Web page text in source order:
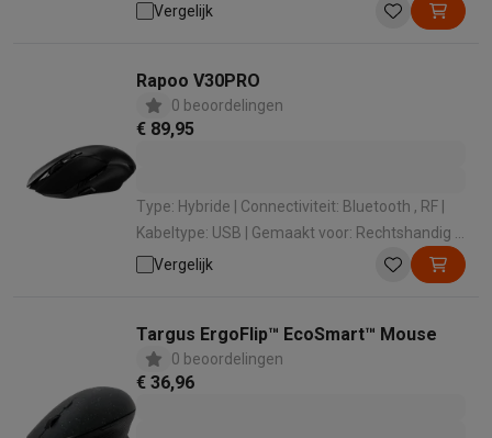
Optisch | Gevoeligheid: 26000 dpi
Vergelijk
Rapoo V30PRO
0 beoordelingen
€ 89,95
Type: Hybride | Connectiviteit: Bluetooth , RF |
Kabeltype: USB | Gemaakt voor: Rechtshandig |
Technologie: Optisch
Vergelijk
Targus ErgoFlip™ EcoSmart™ Mouse
0 beoordelingen
€ 36,96